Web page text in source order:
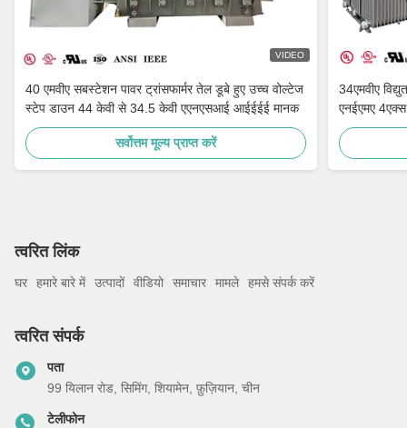
VIDEO
40 एमवीए सबस्टेशन पावर ट्रांसफार्मर तेल डूबे हुए उच्च वोल्टेज
स्टेप डाउन 44 केवी से 34.5 केवी एएनएसआई आईईईई मानक
सर्वोत्तम मूल्य प्राप्त करें
34एमवीए
एनईएमए
त्वरित लिंक
घर हमारे बारे में उत्पादों वीडियो समाचार मामले हमसे संपर्क करें
त्वरित संपर्क
पता
99 यिलान रोड, सिमिंग, शियामेन, फ़ुज़ियान, चीन
टेलीफोन